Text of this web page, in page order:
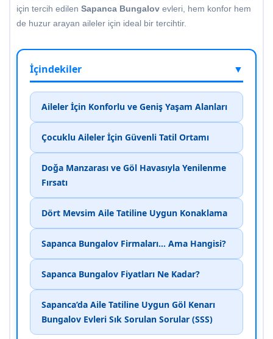
için tercih edilen Sapanca Bungalov evleri, hem konfor hem
de huzur arayan aileler için ideal bir tercihtir.
İçindekiler ▼
Aileler İçin Konforlu ve Geniş Yaşam Alanları
Çocuklu Aileler İçin Güvenli Tatil Ortamı
Doğa Manzarası ve Göl Havasıyla Yenilenme
Fırsatı
Dört Mevsim Aile Tatiline Uygun Konaklama
Sapanca Bungalov Firmaları... Ama Hangisi?
Sapanca Bungalov Fiyatları Ne Kadar?
Sapanca’da Aile Tatiline Uygun Göl Kenarı
Bungalov Evleri Sık Sorulan Sorular (SSS)